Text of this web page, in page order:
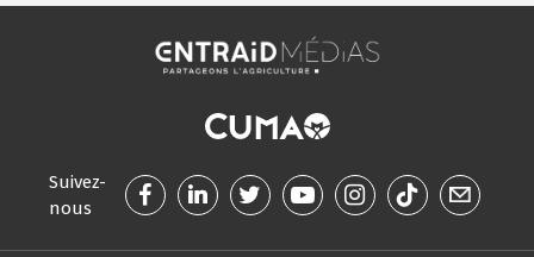
Suivez-
nous